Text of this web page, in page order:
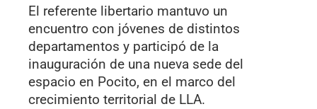
El referente libertario mantuvo un
encuentro con jóvenes de distintos
departamentos y participó de la
inauguración de una nueva sede del
espacio en Pocito, en el marco del
crecimiento territorial de LLA.